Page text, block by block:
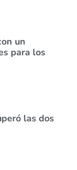
un
para los
las dos